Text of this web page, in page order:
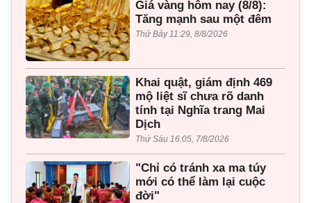
Giá vàng hôm nay (8/8):
Tăng mạnh sau một đêm
Thứ Bảy 11:29, 8/8/2026
Khai quật, giám định 469
mộ liệt sĩ chưa rõ danh
tính tại Nghĩa trang Mai
Dịch
Thứ Sáu 16:05, 7/8/2026
"Chỉ có tránh xa ma túy
mới có thể làm lại cuộc
đời"